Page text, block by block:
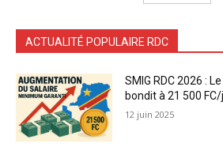
ACTUALITÉ POPULAIRE RDC
SMIG RDC 2026 :
bondit à 21 500
12 juin 2025